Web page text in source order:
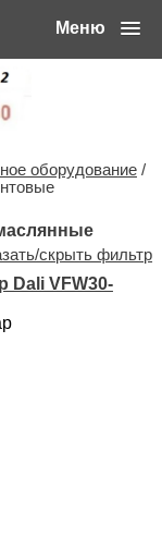
Меню
оборудование/
скрыть фильтр
Dali VFW30-